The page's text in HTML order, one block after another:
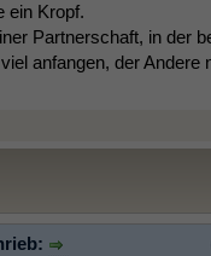
ein Kropf.
Partnerschaft, in der
anfangen, der Andere